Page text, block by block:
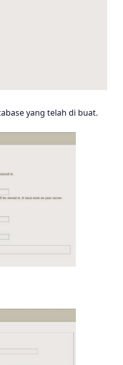
yang telah di buat.